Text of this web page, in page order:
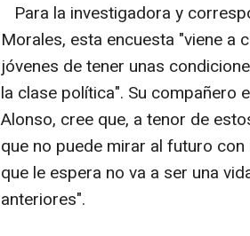
Para la investigadora y
Morales, esta encuesta "viene
jóvenes de tener unas
la clase política". Su compañero
Alonso, cree que, a tenor de
que no puede mirar al futuro
que le espera no va a ser una
anteriores".